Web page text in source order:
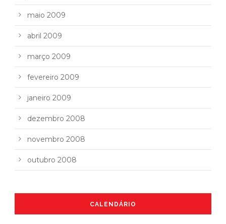
maio 2009
abril 2009
março 2009
fevereiro 2009
janeiro 2009
dezembro 2008
novembro 2008
outubro 2008
CALENDÁRIO